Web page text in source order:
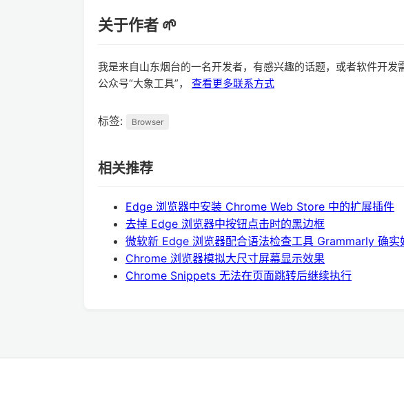
关于作者 🌱
我是来自山东烟台的一名开发者，有感兴趣的话题，或者软件开发
公众号“大象工具”， 查看更多联系方式
标签: Browser
相关推荐
Edge 浏览器中安装 Chrome Web Store 中的扩展插件
去掉 Edge 浏览器中按钮点击时的黑边框
微软新 Edge 浏览器配合语法检查工具 Grammarly 确实
Chrome 浏览器模拟大尺寸屏幕显示效果
Chrome Snippets 无法在页面跳转后继续执行